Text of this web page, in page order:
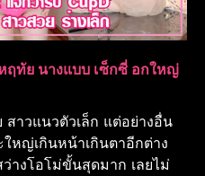
ฤทัย นางแบบ เซ็กซี่ อกใหญ่
าวแนวตัวเล็ก แต่อย่างอื่น
ใหญ่เกินหน้าเกินตาอีกต่าง
างโอโม่ขั้นสุดมาก เลยไม่